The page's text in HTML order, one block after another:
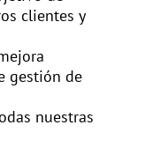
clientes y
gestión de
nuestras